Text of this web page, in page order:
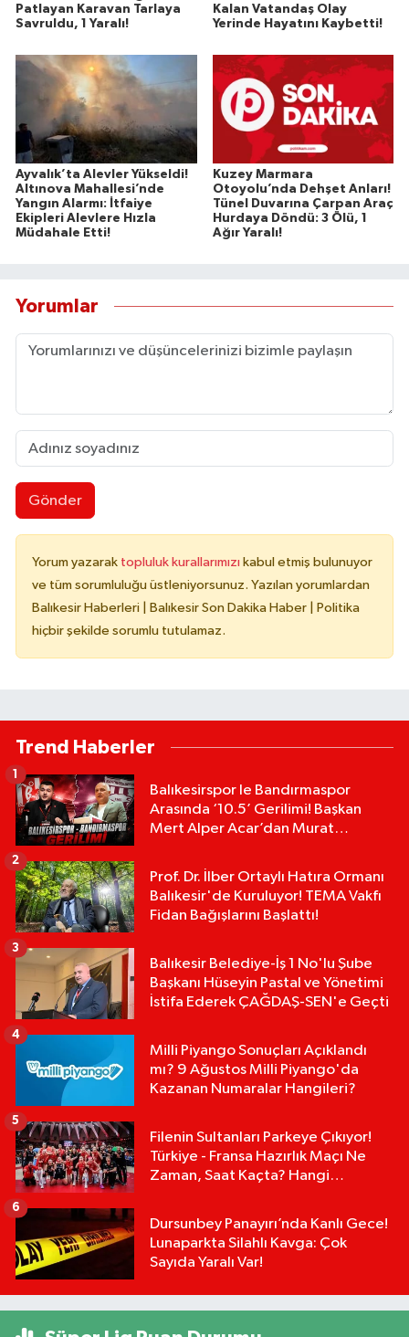
Patlayan Karavan Tarlaya
Savruldu, 1 Yaralı!
Kalan Vatandaş Olay
Yerinde Hayatını Kaybetti!
Ayvalık’ta Alevler Yükseldi!
Altınova Mahallesi’nde
Yangın Alarmı: İtfaiye
Ekipleri Alevlere Hızla
Müdahale Etti!
Kuzey Marmara
Otoyolu’nda Dehşet Anları!
Tünel Duvarına Çarpan Araç
Hurdaya Döndü: 3 Ölü, 1
Ağır Yaralı!
Yorumlar
Gönder
Yorum yazarak topluluk kurallarımızı kabul etmiş bulunuyor
ve tüm sorumluluğu üstleniyorsunuz. Yazılan yorumlardan
Balıkesir Haberleri | Balıkesir Son Dakika Haber | Politika
hiçbir şekilde sorumlu tutulamaz.
Trend Haberler
Balıkesirspor le Bandırmaspor
Arasında ‘10.5’ Gerilimi! Başkan
Mert Alper Acar’dan Murat
1
Prof. Dr. İlber Ortaylı Hatıra Ormanı
Balıkesir'de Kuruluyor! TEMA Vakfı
Fidan Bağışlarını Başlattı!
2
Balıkesir Belediye-İş 1 No'lu Şube
Başkanı Hüseyin Pastal ve Yönetimi
İstifa Ederek ÇAĞDAŞ-SEN'e Geçti
3
Milli Piyango Sonuçları Açıklandı
mı? 9 Ağustos Milli Piyango'da
Kazanan Numaralar Hangileri?
4
Filenin Sultanları Parkeye Çıkıyor!
Türkiye - Fransa Hazırlık Maçı Ne
Zaman, Saat Kaçta? Hangi
5
Dursunbey Panayırı’nda Kanlı Gece!
Lunaparkta Silahlı Kavga: Çok
Sayıda Yaralı Var!
6